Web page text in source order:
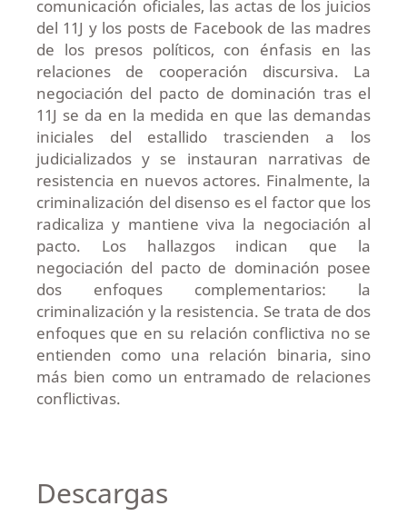
comunicación oficiales, las actas de los juicios
del 11J y los posts de Facebook de las madres
de los presos políticos, con énfasis en las
relaciones de cooperación discursiva. La
negociación del pacto de dominación tras el
11J se da en la medida en que las demandas
iniciales del estallido trascienden a los
judicializados y se instauran narrativas de
resistencia en nuevos actores. Finalmente, la
criminalización del disenso es el factor que los
radicaliza y mantiene viva la negociación al
pacto. Los hallazgos indican que la
negociación del pacto de dominación posee
dos enfoques complementarios: la
criminalización y la resistencia. Se trata de dos
enfoques que en su relación conflictiva no se
entienden como una relación binaria, sino
más bien como un entramado de relaciones
conflictivas.
Descargas